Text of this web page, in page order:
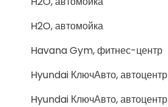
H2O, автомойка
Havana Gym, фитнес-центр
Hyundai КлючАвто, автоцентр
Hyundai КлючАвто, автоцентр